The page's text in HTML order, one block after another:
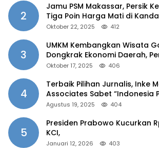
2
Jamu PSM Makassar, Persik
Tiga Poin Harga Mati di
Oktober 22, 2025 412
3
UMKM Kembangkan Wisata
Dongkrak Ekonomi Daerah,
Oktober 17, 2025 406
4
Terbaik Pilihan Jurnalis, Inke
Associates Sabet “Indonesia
2025”
Agustus 19, 2025 404
5
Presiden Prabowo Kucurkan
KCI,
Januari 12, 2026 403